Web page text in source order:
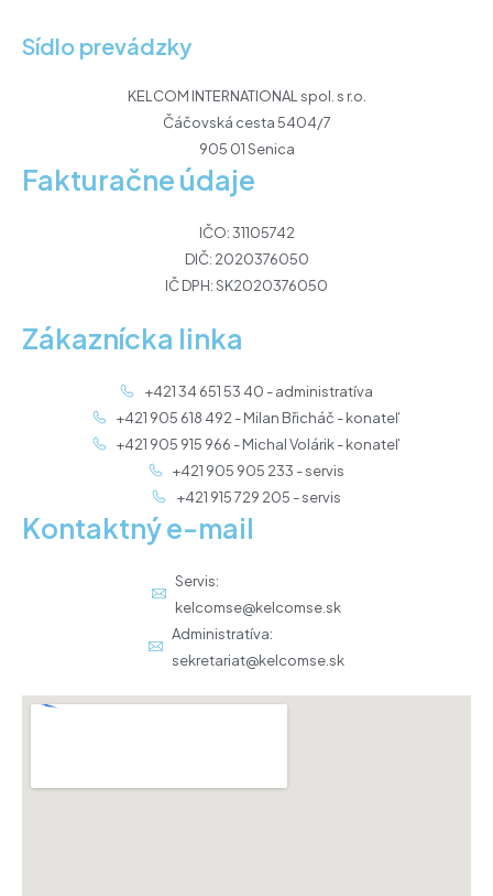
Sídlo prevádzky
KELCOM INTERNATIONAL spol. s r.o.
Čáčovská cesta 5404/7
905 01 Senica
Fakturačne údaje
IČO: 31105742
DIČ: 2020376050
IČ DPH: SK2020376050
Zákaznícka linka
+421 34 651 53 40 - administratíva
+421 905 618 492 - Milan Břicháč - konateľ
+421 905 915 966 - Michal Volárik - konateľ
+421 905 905 233 - servis
+421 915 729 205 - servis
Kontaktný e-mail
Servis:
kelcomse@kelcomse.sk
Administratíva:
sekretariat@kelcomse.sk